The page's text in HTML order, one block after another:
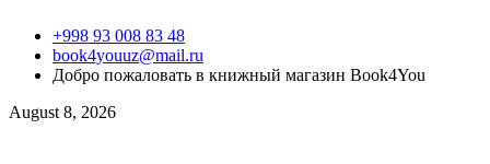
+998 93 008 83 48
book4youuz@mail.ru
Добро пожаловать в книжный магазин Book4You
August 8, 2026